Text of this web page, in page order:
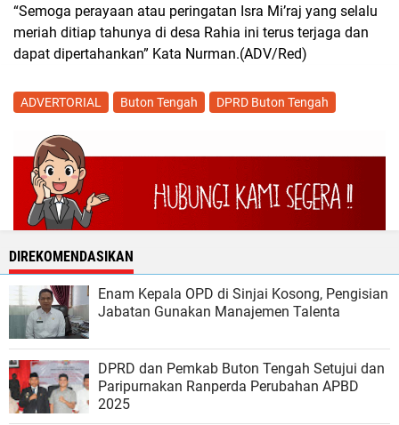
“Semoga perayaan atau peringatan Isra Mi’raj yang selalu
meriah ditiap tahunya di desa Rahia ini terus terjaga dan
dapat dipertahankan” Kata Nurman.(ADV/Red)
ADVERTORIAL Buton Tengah DPRD Buton Tengah
DIREKOMENDASIKAN
Enam Kepala OPD di Sinjai Kosong, Pengisian
Jabatan Gunakan Manajemen Talenta
DPRD dan Pemkab Buton Tengah Setujui dan
Paripurnakan Ranperda Perubahan APBD
2025